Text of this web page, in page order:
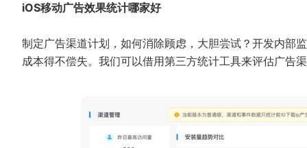
iOS移动广告效果统计哪家好
制定广告渠道计划，如何消除顾虑，大胆尝试？开发内部
成本得不偿失。我们可以借用第三方统计工具来评估广告